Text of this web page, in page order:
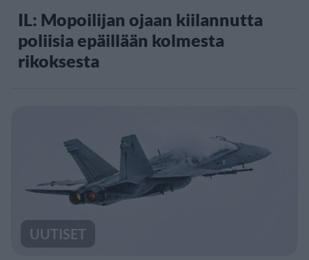
IL: Mopoilijan ojaan kiilannutta
poliisia epäillään kolmesta
rikoksesta
UUTISET